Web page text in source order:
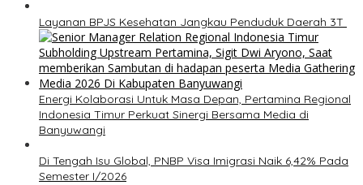
Layanan BPJS Kesehatan Jangkau Penduduk Daerah 3T
Energi Kolaborasi Untuk Masa Depan, Pertamina Regional
Indonesia Timur Perkuat Sinergi Bersama Media di
Banyuwangi
Di Tengah Isu Global, PNBP Visa Imigrasi Naik 6,42% Pada
Semester I/2026